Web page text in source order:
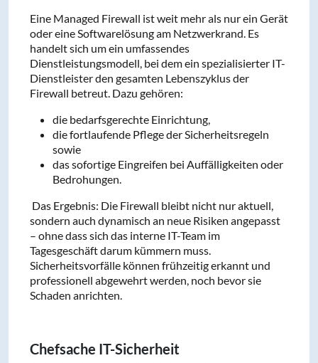
Eine Managed Firewall ist weit mehr als nur ein Gerät
oder eine Softwarelösung am Netzwerkrand. Es
handelt sich um ein umfassendes
Dienstleistungsmodell, bei dem ein spezialisierter IT-
Dienstleister den gesamten Lebenszyklus der
Firewall betreut. Dazu gehören:
die bedarfsgerechte Einrichtung,
die fortlaufende Pflege der Sicherheitsregeln
sowie
das sofortige Eingreifen bei Auffälligkeiten oder
Bedrohungen.
Das Ergebnis: Die Firewall bleibt nicht nur aktuell,
sondern auch dynamisch an neue Risiken angepasst
– ohne dass sich das interne IT-Team im
Tagesgeschäft darum kümmern muss.
Sicherheitsvorfälle können frühzeitig erkannt und
professionell abgewehrt werden, noch bevor sie
Schaden anrichten.
Chefsache IT-Sicherheit